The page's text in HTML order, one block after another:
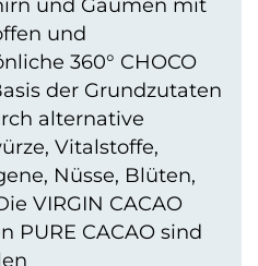
und Gaumen mit
und
360° CHOCO
der Grundzutaten
alternative
Vitalstoffe,
Nüsse, Blüten,
VIRGIN CACAO
PURE CACAO sind